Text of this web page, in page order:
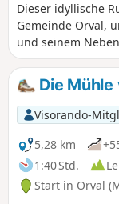
Dieser idyllische
Gemeinde Orval,
und seinem
schöne Ausblicke
und die Stadt
Ihnen, eine
Natur zu
Die Mühle
Visorando-
5,28 km
1:40 Std.
Start in Orval